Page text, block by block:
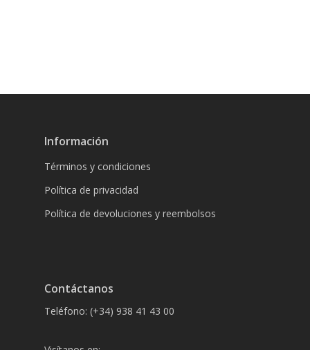
Información
Términos y condiciones
Política de privacidad
Política de devoluciones y reembolsos
Contáctanos
Teléfono: (+34) 938 41 43 00